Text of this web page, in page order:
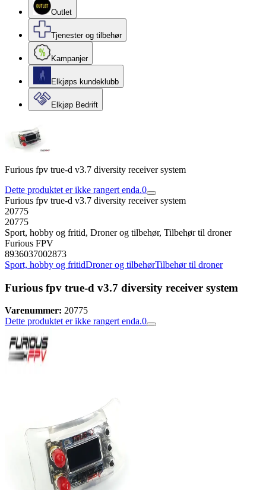
Outlet
Tjenester og tilbehør
Kampanjer
Elkjøps kundeklubb
Elkjøp Bedrift
Furious fpv true-d v3.7 diversity receiver system
Dette produktet er ikke rangert enda.0
Furious fpv true-d v3.7 diversity receiver system
20775
20775
Sport, hobby og fritid, Droner og tilbehør, Tilbehør til droner
Furious FPV
8936037002873
Sport, hobby og fritidDroner og tilbehørTilbehør til droner
Furious fpv true-d v3.7 diversity receiver system
Varenummer: 20775
Dette produktet er ikke rangert enda.0